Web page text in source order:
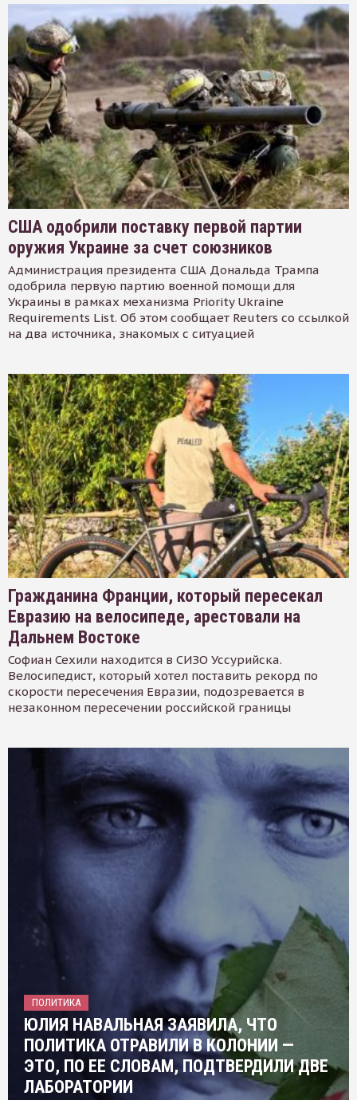
США одобрили поставку первой партии
оружия Украине за счет союзников
Администрация президента США Дональда Трампа
одобрила первую партию военной помощи для
Украины в рамках механизма Priority Ukraine
Requirements List. Об этом сообщает Reuters со ссылкой
на два источника, знакомых с ситуацией
Гражданина Франции, который пересекал
Евразию на велосипеде, арестовали на
Дальнем Востоке
Софиан Сехили находится в СИЗО Уссурийска.
Велосипедист, который хотел поставить рекорд по
скорости пересечения Евразии, подозревается в
незаконном пересечении российской границы
ПОЛИТИКА
ЮЛИЯ НАВАЛЬНАЯ ЗАЯВИЛА, ЧТО
ПОЛИТИКА ОТРАВИЛИ В КОЛОНИИ —
ЭТО, ПО ЕЕ СЛОВАМ, ПОДТВЕРДИЛИ ДВЕ
ЛАБОРАТОРИИ